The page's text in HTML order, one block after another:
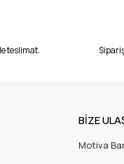
teslimat.
BİZE
Motiva